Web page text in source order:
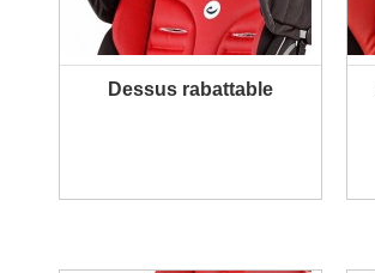
Dessus rabattable
PLUS D'INFORMATION